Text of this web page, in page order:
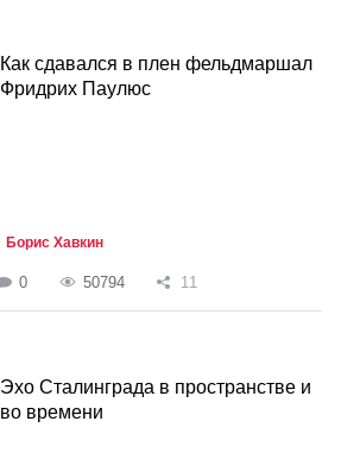
Как сдавался в плен фельдмаршал
Фридрих Паулюс
Борис Хавкин
0 50794 11
Эхо Сталинграда в пространстве и
во времени